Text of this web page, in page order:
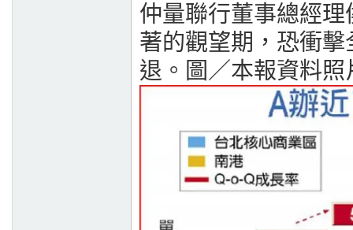
仲量聯行董事總經
著的觀望期，恐衝
退。圖／本報資料照